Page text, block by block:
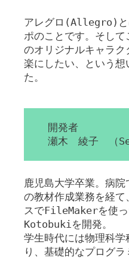
アレグロ(Allegro)と
ポのことです。そし
のオリジナルキャラ
楽にしたい、という
た。
開発者
瀬木 綾子 （
鹿児島大学卒業。病
の教材作成業務を経
スでFileMakerを使っ
Kotobukiを開発。
学生時代には物理科
り、基礎的なプログ